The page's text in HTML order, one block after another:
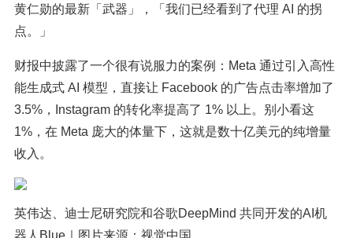
黄仁勋的最新「武器」，「我们已经看到了代理 AI 的拐
点。」
财报中披露了一个很有说服力的案例：Meta 通过引入高性
能生成式 AI 模型，直接让 Facebook 的广告点击率增加了
3.5%，Instagram 的转化率提高了 1% 以上。别小看这
1%，在 Meta 庞大的体量下，这就是数十亿美元的纯增量
收入。
英伟达、迪士尼研究院和谷歌DeepMind 共同开发的AI机
器人Blue｜图片来源：视觉中国